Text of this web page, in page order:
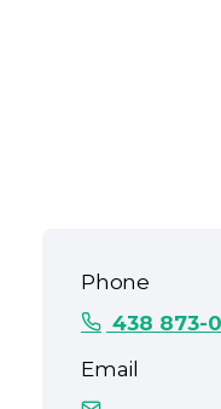
Phone
438 873-
Email